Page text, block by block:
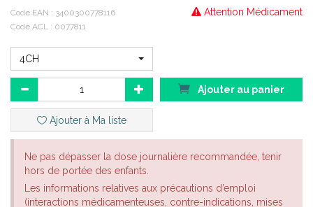
habituellement utilisé en O.R.L., en cardiologie et en
dermatologie.
*En O.R.L. : en cas de rhinites chroniques, de toux
spasmodiques, d'asthme, de coryza, d'épistaxis et de
rhinopharyngites.
*En cardiologie : en cas de troubles du rythme cardiaque,
d'artérioscléroses, de péricardites et de palpitations.
*En dermatologie : en cas de mycoses cutanées, de
Iodatum est également indiqué en cas d’éruptions cutanées
herpétiques écailleuses et/ou croûteuses. De plus il soigne
efficacement les acnés indurées ou vulgaires provoquant une
desquamation et une sècheresse de la peau.
Attention Médicament
Code EAN : 3400300778116
Code ACL : 0077811
4CH
Ajouter au panier
Ajouter à Ma liste
Ne pas dépasser la dose journalière recommandée, tenir
hors de portée des enfants.
Les informations relatives aux précautions d’emploi
(interactions médicamenteuses, contre-indications, mises